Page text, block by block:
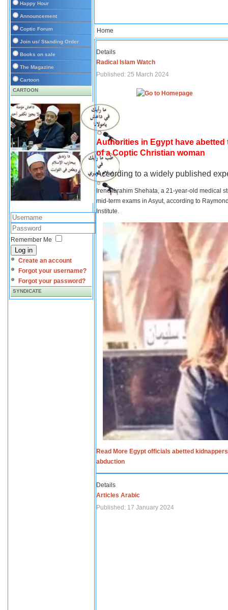
Happy Hour
Announcement
Coptic Forum
Join us/ Standing Order
Books on sale
The Magazine
Cartoon
CARTOON
Remember Me
Log in
Create an account
Forgot your username?
Forgot your password?
SYNDICATE
Home
Details
Radical Islam Watch
Published: 25 March 2024
Authorities in Egypt have
of a Coptic Christian woman
According to a widely published
Irene Ibrahim Shehata, a 21-year-old medical
mid-term exams in Asyut, according to
Institute.
Read More Egypt officials abetted
abduction
Details
Articles Arabic
Published: 17 January 2024